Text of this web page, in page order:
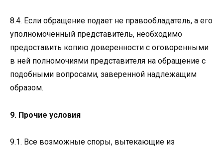
8.4. Если обращение подает не правообладатель, а его
уполномоченный представитель, необходимо
предоставить копию доверенности с оговоренными
в ней полномочиями представителя на обращение с
подобными вопросами, заверенной надлежащим
образом.
9. Прочие условия
9.1. Все возможные споры, вытекающие из